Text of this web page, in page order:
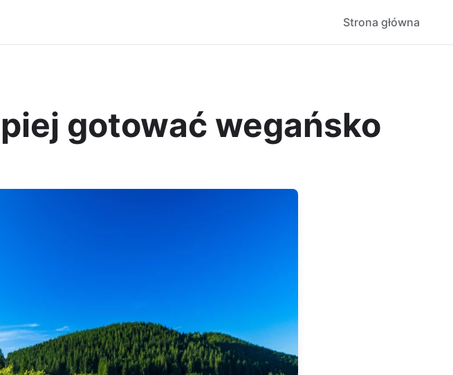
Strona główna
gotować wegańsko